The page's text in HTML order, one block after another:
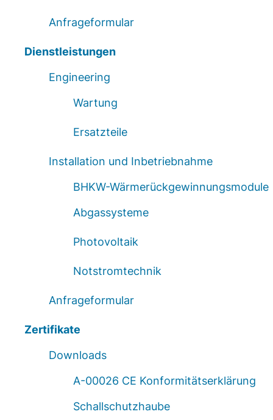
Anfrageformular
Dienstleistungen
Engineering
Wartung
Ersatzteile
Installation und Inbetriebnahme
BHKW-Wärmerückgewinnungsmodule
Abgassysteme
Photovoltaik
Notstromtechnik
Anfrageformular
Zertifikate
Downloads
A-00026 CE Konformitätserklärung
Schallschutzhaube